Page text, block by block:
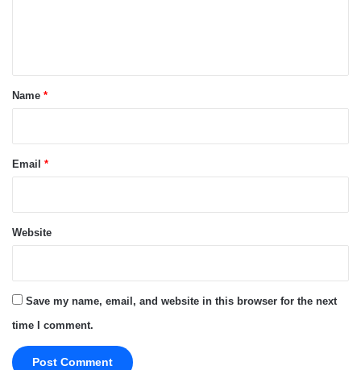
*
Name *
Email *
Website
Save my name, email, and website in this browser for the next
time I comment.